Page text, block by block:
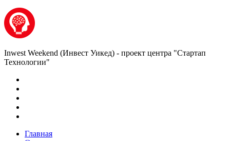
Inwest Weekend (Инвест Уикед) - проект центра "Стартап
Технологии"
Главная